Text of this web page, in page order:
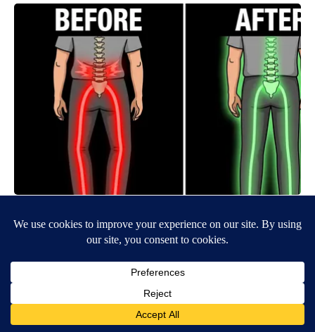
Enemy (Stop This)
BE PART OF THE CONVERSATION
KIFI Local News 8 is committed to providing a forum for